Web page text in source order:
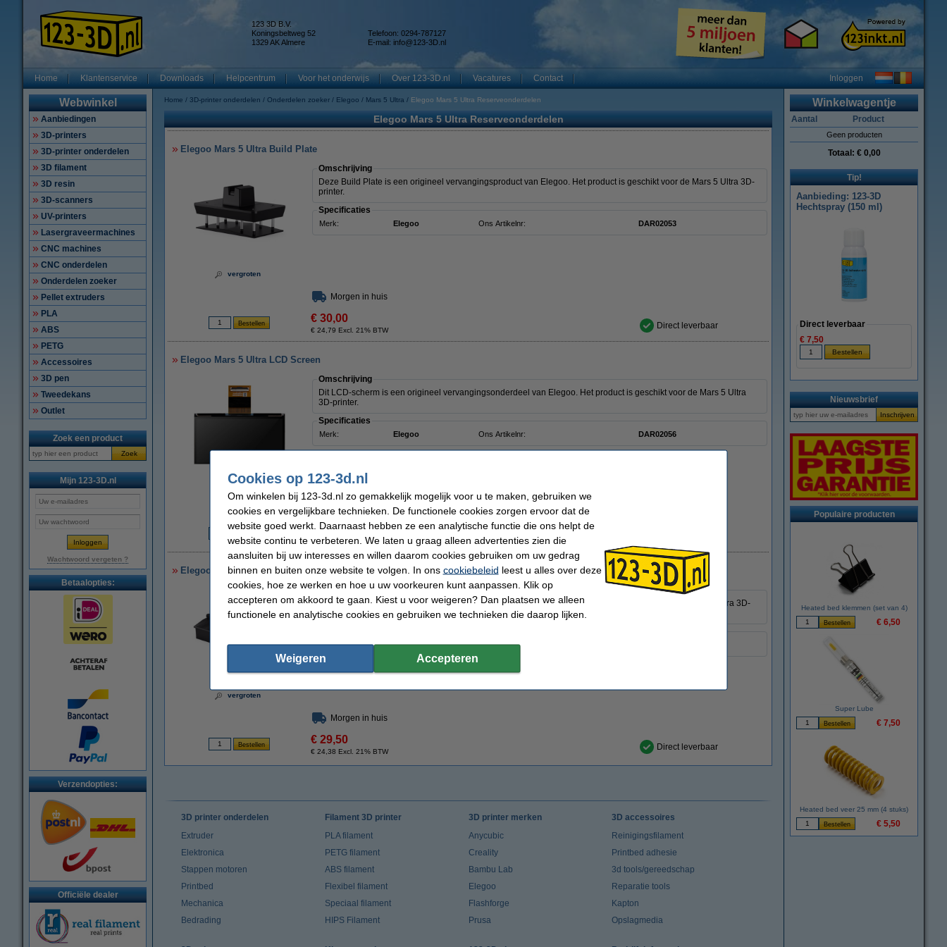
123 3D B.V.
Koningsbeltweg 52
1329 AK Almere
Telefoon: 0294-787127
E-mail: info@123-3D.nl
Home Klantenservice Downloads Helpcentrum Voor het onderwijs Over 123-3D.nl Vacatures Contact Inloggen
Webwinkel
Aanbiedingen
3D-printers
3D-printer onderdelen
3D filament
3D resin
3D-scanners
UV-printers
Lasergraveermachines
CNC machines
CNC onderdelen
Onderdelen zoeker
Pellet extruders
PLA
ABS
PETG
Accessoires
3D pen
Tweedekans
Outlet
Zoek een product
Zoek
Mijn 123-3D.nl
Wachtwoord vergeten ?
Betaalopties:
Verzendopties:
Officiële dealer
Home 3D-printer onderdelen Onderdelen zoeker Elegoo Mars 5 Ultra Elegoo Mars 5 Ultra Reserveonderdelen
Elegoo Mars 5 Ultra Reserveonderdelen
Elegoo Mars 5 Ultra Build Plate
vergroten
Omschrijving
Deze Build Plate is een origineel vervangingsproduct van Elegoo. Het product is geschikt voor de Mars 5 Ultra 3D-
printer.
Specificaties
Merk: Elegoo Ons Artikelnr: DAR02053
Morgen in huis
€ 30,00
€ 24,79 Excl. 21% BTW Direct leverbaar
Elegoo Mars 5 Ultra LCD Screen
vergroten
Omschrijving
Dit LCD-scherm is een origineel vervangingsonderdeel van Elegoo. Het product is geschikt voor de Mars 5 Ultra
3D-printer.
Specificaties
Merk: Elegoo Ons Artikelnr: DAR02056
Morgen in huis
€ 120,00
€ 99,17 Excl. 21% BTW
Elegoo Mars 5 Ultra Resin Vat
vergroten
Omschrijving
Dit Resin Vat is een origineel vervangingsonderdeel van Elegoo. Het product is geschikt voor de Mars 5 Ultra 3D-
printer.
Merk: Elegoo Ons Artikelnr:
Morgen in huis
€ 29,50
€ 24,38 Excl. 21% BTW Direct leverbaar
Winkelwagentje
Aantal Product
Geen producten
Totaal: € 0,00
Tip!
Aanbieding: 123-3D
Hechtspray (150 ml)
Direct leverbaar
€ 7,50
Nieuwsbrief
Populaire producten
Heated bed klemmen (set van 4)
€ 6,50
Super Lube
€ 7,50
Heated bed veer 25 mm (4 stuks)
€ 5,50
3D printer onderdelen
Extruder
Elektronica
Stappen motoren
Printbed
Mechanica
Bedrading
Filament 3D printer
PLA filament
PETG filament
ABS filament
Flexibel filament
Speciaal filament
HIPS Filament
3D printer merken
Anycubic
Creality
Bambu Lab
Elegoo
Flashforge
Prusa
3D accessoires
Reinigingsfilament
Printbed adhesie
3d tools/gereedschap
Reparatie tools
Kapton
Opslagmedia
Cookies op 123-3d.nl
Om winkelen bij 123-3d.nl zo gemakkelijk mogelijk voor u te maken, gebruiken we
cookies en vergelijkbare technieken. De functionele cookies zorgen ervoor dat de
website goed werkt. Daarnaast hebben ze een analytische functie die ons helpt de
website continu te verbeteren. We laten u graag alleen advertenties zien die
aansluiten bij uw interesses en willen daarom cookies gebruiken om uw gedrag
binnen en buiten onze website te volgen. In ons cookiebeleid leest u alles over deze
cookies, hoe ze werken en hoe u uw voorkeuren kunt aanpassen. Klik op
accepteren om akkoord te gaan. Kiest u voor weigeren? Dan plaatsen we alleen
functionele en analytische cookies en gebruiken we technieken die daarop lijken.
Weigeren Accepteren